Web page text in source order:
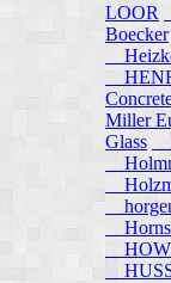
LOOR
Boecker
Miller
Glass